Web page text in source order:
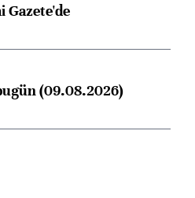
Gazete'de
(09.08.2026)